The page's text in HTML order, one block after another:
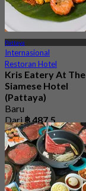
Pattaya
Internasional
Restoran Hotel
Kris Eatery At The
Siamese Hotel
(Pattaya)
Baru
Dari฿ 487.5